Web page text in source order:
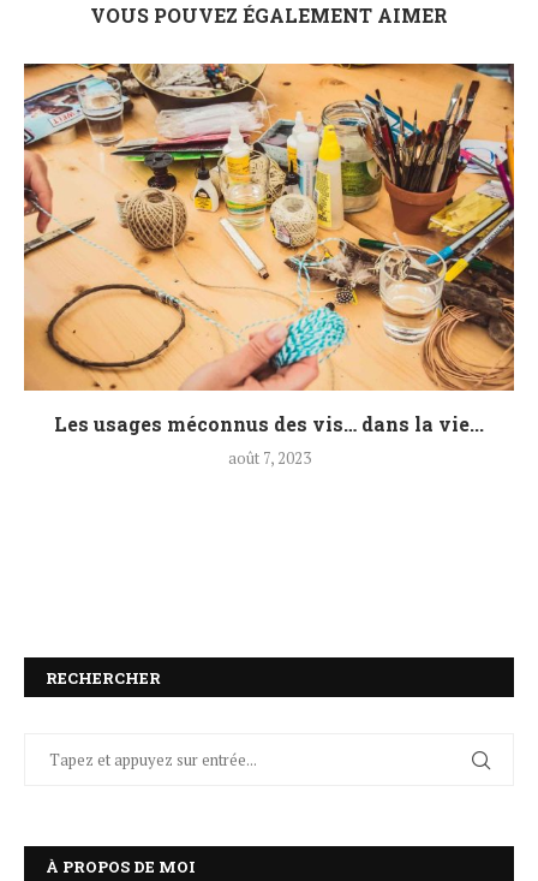
VOUS POUVEZ ÉGALEMENT AIMER
Les usages méconnus des vis… dans la vie...
août 7, 2023
RECHERCHER
À PROPOS DE MOI